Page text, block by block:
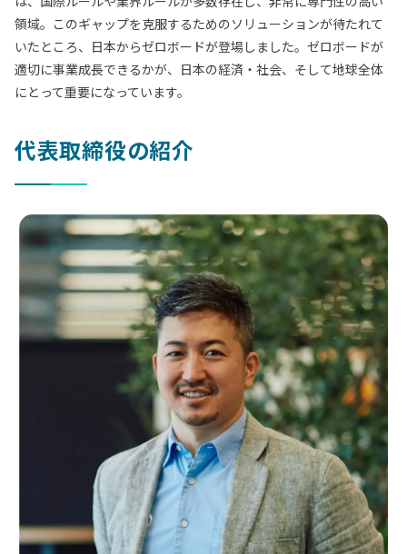
領域。このギャップを克服するためのソリューションが待たれて
いたところ、日本からゼロボードが登場しました。ゼロボードが
適切に事業成長できるかが、日本の経済・社会、そして地球全体
にとって重要になっています。
代表取締役の紹介